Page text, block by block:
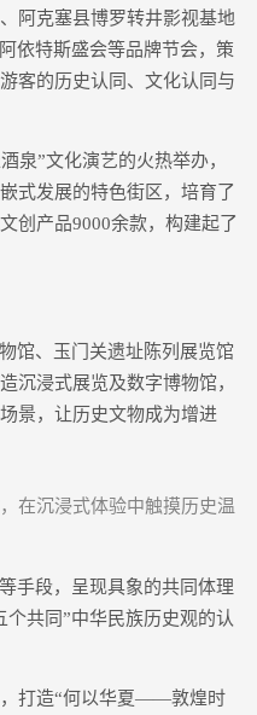
阿克塞县博罗转井影视基地
依特斯盛会等品牌节会，策
客的历史认同、文化认同与
”文化演艺的火热举办，
式发展的特色街区，培育了
创产品9000余款，构建起了
馆、玉门关遗址陈列展览馆
沉浸式展览及数字博物馆，
景，让历史文物成为增进
在沉浸式体验中触摸历史温
手段，呈现具象的共同体理
共同”中华民族历史观的认
打造“何以华夏——敦煌时